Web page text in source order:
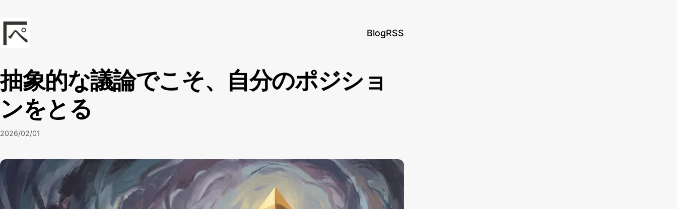
kadoppe.com
BlogRSS
抽象的な議論でこそ、自分のポジショ
ンをとる
2026/02/01